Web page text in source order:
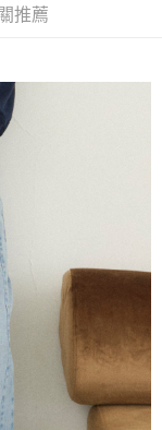
後付」服務完成之交
同意方可使用
本公司不負相關責
戶狀況，依本公司即
本公司將視審查結果
現惡意使用之情形，
採取法律行動。
推薦